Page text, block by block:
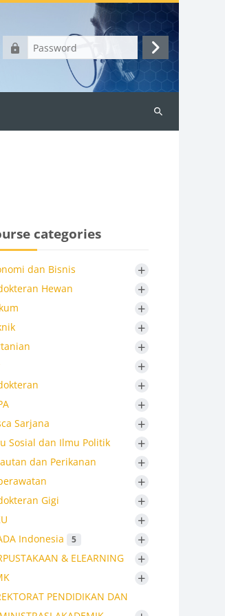
Password
Log
Search
categories
dan Bisnis +
Hewan +
+
+
+
+
+
+
Sarjana +
Sosial dan Ilmu Politik +
dan Perikanan +
+
Gigi +
+
Indonesia 5 +
& ELEARNING +
+
PENDIDIKAN DAN